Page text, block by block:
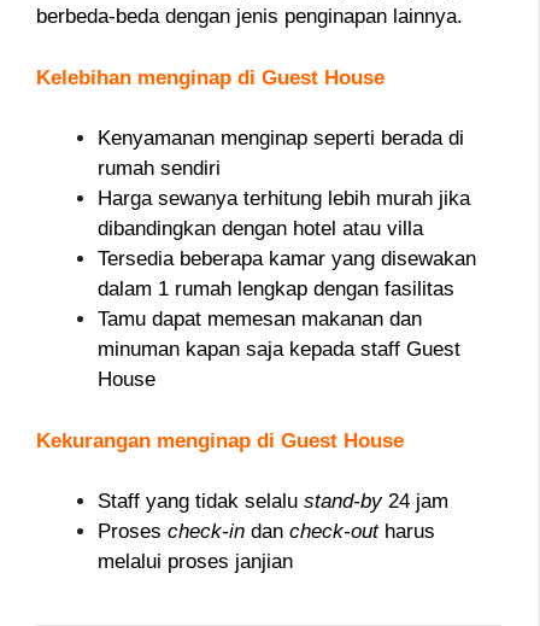
berbeda-beda dengan jenis penginapan lainnya.
Kelebihan menginap di Guest House
Kenyamanan menginap seperti berada di
rumah sendiri
Harga sewanya terhitung lebih murah jika
dibandingkan dengan hotel atau villa
Tersedia beberapa kamar yang disewakan
dalam 1 rumah lengkap dengan fasilitas
Tamu dapat memesan makanan dan
minuman kapan saja kepada staff Guest
House
Kekurangan menginap di Guest House
Staff yang tidak selalu stand-by24 jam
Proses check-in dan check-outharus
melalui proses janjian